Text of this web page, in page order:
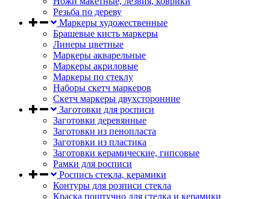
Резьба по дереву
Маркеры художественные
Брашевые кисть маркеры
Линеры цветные
Маркеры акварельные
Маркеры акриловые
Маркеры по стеклу
Наборы скетч маркеров
Скетч маркеры двухсторонние
Заготовки для росписи
Заготовки деревянные
Заготовки из пенопласта
Заготовки из пластика
Заготовки керамические, гипсовые
Рамки для росписи
Роспись стекла, керамики
Контуры для розписи стекла
Краска поштучно для стелка и керамики